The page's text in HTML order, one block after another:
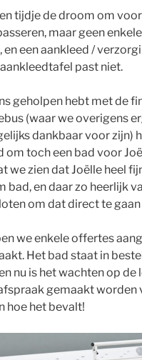
tijdje de droom om
maar geen
en een aankleed /
past niet.
geholpen hebt met de
(waar we overigens
dankbaar voor zijn)
om toch een bad voor
we zien dat Joëlle heel
bad, en daar zo heerlijk
om dat direct te
we enkele offertes
Het bad staat in
nu is het wachten op de
gemaakt worden
hoe het bevalt!